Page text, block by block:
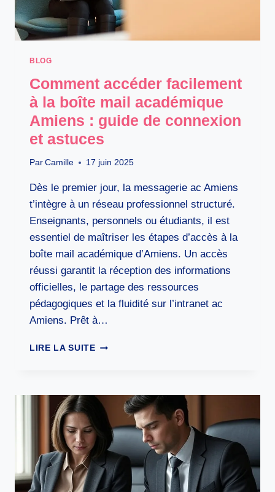
3
ÉTAPES
BLOG
Comment accéder facilement
à la boîte mail académique
Amiens : guide de connexion
et astuces
Par Camille 17 juin 2025
Dès le premier jour, la messagerie ac Amiens
t’intègre à un réseau professionnel structuré.
Enseignants, personnels ou étudiants, il est
essentiel de maîtriser les étapes d’accès à la
boîte mail académique d’Amiens. Un accès
réussi garantit la réception des informations
officielles, le partage des ressources
pédagogiques et la fluidité sur l’intranet ac
Amiens. Prêt à…
LIRE LA SUITECOMMENT
LA
BOÎTE
MAIL
ACADÉMIQUE
AMIENS :
GUIDE
DE
CONNEXION